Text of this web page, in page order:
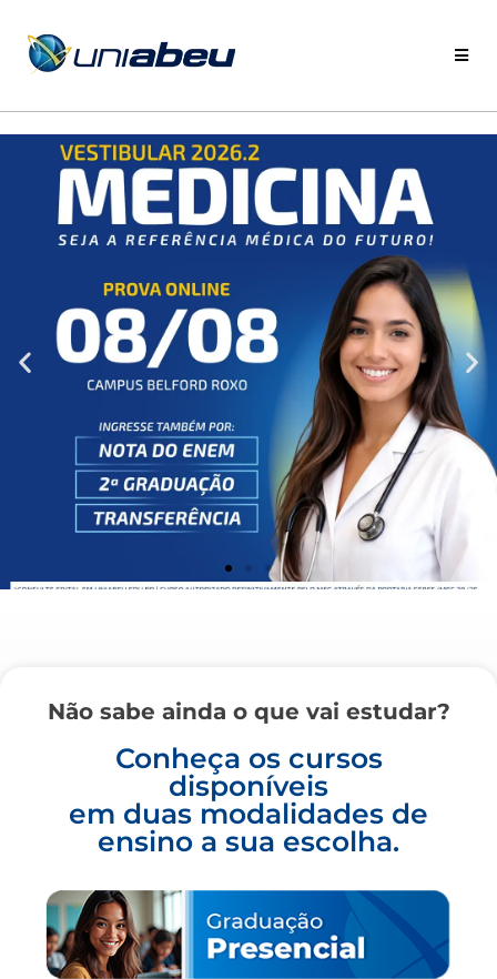
Não sabe ainda o que vai estudar?
Conheça os cursos
disponíveis
em duas modalidades de
ensino a sua escolha.